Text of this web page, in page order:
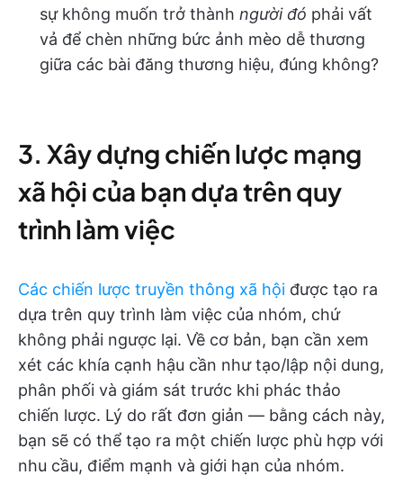
sự không muốn trở thành người đó phải vất
vả để chèn những bức ảnh mèo dễ thương
giữa các bài đăng thương hiệu, đúng không?
3. Xây dựng chiến lược mạng
xã hội của bạn dựa trên quy
trình làm việc
Các chiến lược truyền thông xã hội được tạo ra
dựa trên quy trình làm việc của nhóm, chứ
không phải ngược lại. Về cơ bản, bạn cần xem
xét các khía cạnh hậu cần như tạo/lập nội dung,
phân phối và giám sát trước khi phác thảo
chiến lược. Lý do rất đơn giản — bằng cách này,
bạn sẽ có thể tạo ra một chiến lược phù hợp với
nhu cầu, điểm mạnh và giới hạn của nhóm.